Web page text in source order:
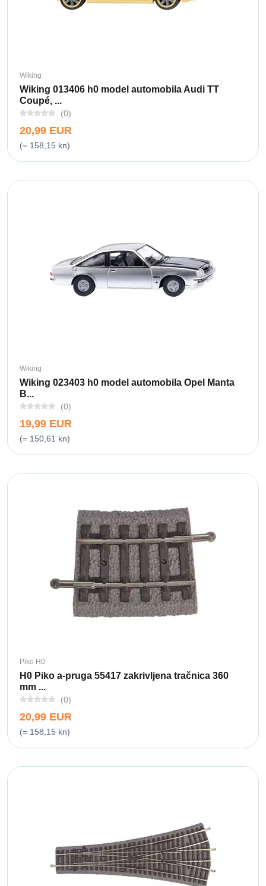
Wiking
Wiking 013406 h0 model automobila Audi TT
Coupé, ...
(0)
20,99 EUR
(= 158,15 kn)
Wiking
Wiking 023403 h0 model automobila Opel Manta
B...
(0)
19,99 EUR
(= 150,61 kn)
Piko H0
H0 Piko a-pruga 55417 zakrivljena tračnica 360
mm ...
(0)
20,99 EUR
(= 158,15 kn)